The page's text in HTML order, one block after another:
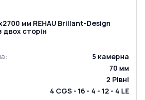
мм REHAU Brillant-Design
двох сторін
: 5 камерна
70 мм
2 Рівні
4 CGS - 16 - 4 - 12 - 4 LE